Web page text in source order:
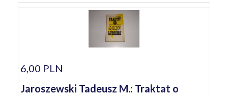
6,00 PLN
Jaroszewski Tadeusz M.: Traktat o